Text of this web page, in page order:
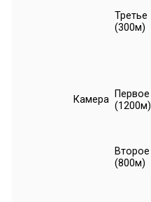
Третье
(300м)
Камера
Первое
(1200м)
Второе
(800м)